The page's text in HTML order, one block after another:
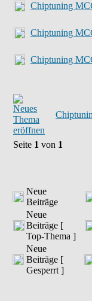
Chiptuning
Chiptuning
Chiptuning
Seite 1 von 1
Neue
Beiträge
Neue
Beiträge [
Top-Thema ]
Neue
Beiträge [
Gesperrt ]